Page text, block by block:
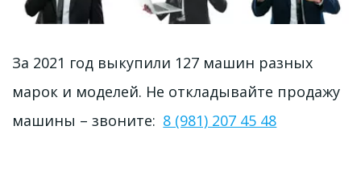
За 2021 год выкупили 127 машин разных
марок и моделей. Не откладывайте продажу
машины – звоните: 8 (981) 207 45 48